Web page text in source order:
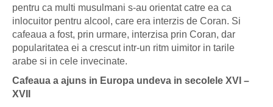
pentru ca multi musulmani s-au orientat catre ea ca
inlocuitor pentru alcool, care era interzis de Coran. Si
cafeaua a fost, prin urmare, interzisa prin Coran, dar
popularitatea ei a crescut intr-un ritm uimitor in tarile
arabe si in cele invecinate.
Cafeaua a ajuns in Europa undeva in secolele XVI –
XVII